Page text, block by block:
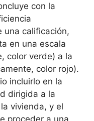
con la
una calificación,
en una escala
color verde) a la
color rojo).
incluirlo en la
dirigida a la
vivienda, y el
proceder a una